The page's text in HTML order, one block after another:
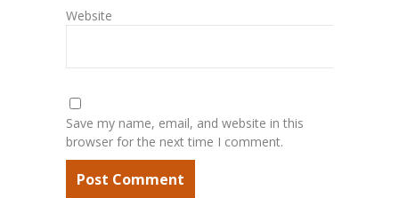
Website
Save my name, email, and website in this
browser for the next time I comment.